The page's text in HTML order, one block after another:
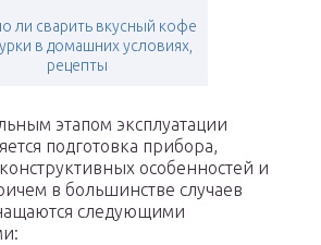
ли сварить вкусный кофе
в домашних условиях,
рецепты
этапом эксплуатации
подготовка прибора,
особенностей и
в большинстве случаев
следующими